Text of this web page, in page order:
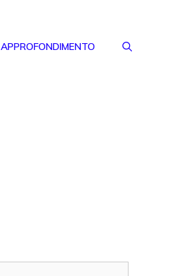
APPROFONDIMENTO